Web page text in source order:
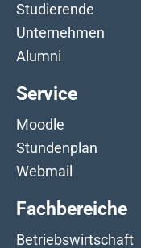
Studierende
Unternehmen
Alumni
Service
Moodle
Stundenplan
Webmail
Fachbereiche
Betriebswirtschaft